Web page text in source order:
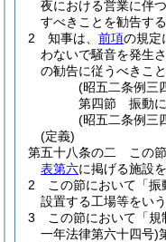
夜における営業に伴
すべきことを勧告す
2
知事は、 前項の規定
わないで騒音を発生
の勧告に従うべきこ
(昭五二条例三
第四節
振動
(昭五二条例三
(定義)
第五十八条の二
この
表第六に掲げる施設を
2
この節において「
設置する工場等をいう
3
この節において「
一年法律第六十四号)